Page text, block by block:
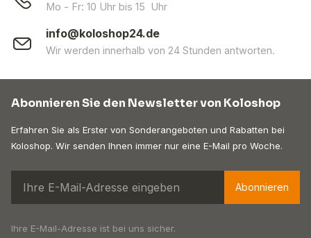
Mo - Fr: 10 Uhr bis 15 Uhr
info@koloshop24.de
Wir werden innerhalb von 24 Stunden antworten.
Abonnieren Sie den Newsletter von Koloshop
Erfahren Sie als Erster von Sonderangeboten und Rabatten bei
Koloshop. Wir senden Ihnen immer nur eine E-Mail pro Woche.
Abonnieren
Ihre E-Mail-Adresse ist bei uns sicher.